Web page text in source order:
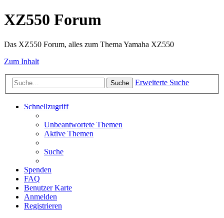
XZ550 Forum
Das XZ550 Forum, alles zum Thema Yamaha XZ550
Zum Inhalt
Suche Erweiterte Suche
Schnellzugriff
Unbeantwortete Themen
Aktive Themen
Suche
Spenden
FAQ
Benutzer Karte
Anmelden
Registrieren